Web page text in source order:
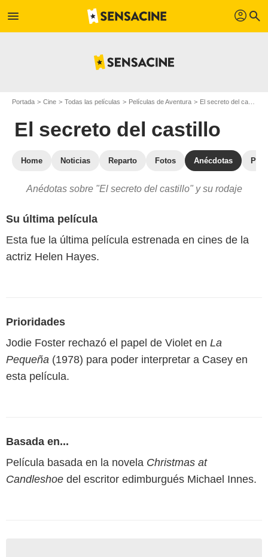
menu profil search
Portada Cine Todas las películas Películas de Aventura El secreto del castillo
El secreto del castillo
Home Noticias Reparto Fotos Anécdotas
Anédotas sobre "El secreto del castillo" y su rodaje
Su última película
Esta fue la última película estrenada en cines de la
actriz Helen Hayes.
Prioridades
Jodie Foster rechazó el papel de Violet en La
Pequeña (1978) para poder interpretar a Casey en
esta película.
Basada en...
Película basada en la novela Christmas at
Candleshoe del escritor edimburgués Michael Innes.